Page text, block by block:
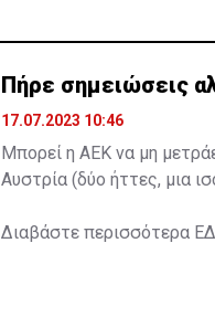
Πήρε σημειώσεις
17.07.2023 10:46
Μπορεί η ΑΕΚ να μη
Αυστρία (δύο ήττες, μια
Διαβάστε περισσότερα